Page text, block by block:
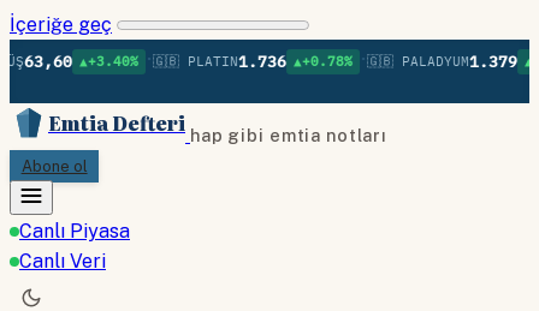
İçeriğe geç
▲+3.40% •🇬🇧 PLATIN 1.736 ▲+0.78% •🇬🇧 PALADYUM1.379 ▲+0.75%
Emtia Defteri hap gibi emtia notları
Abone ol
Canlı Piyasa
Canlı Veri